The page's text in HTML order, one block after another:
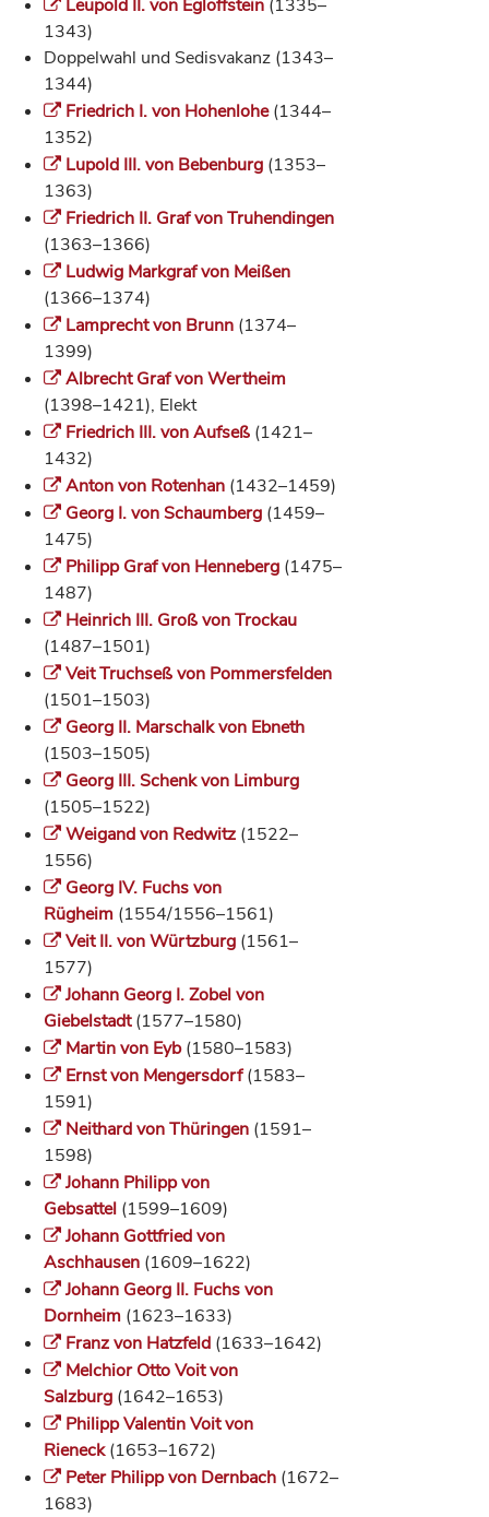
Leupold II. von Egloffstein (1335–
1343)
Doppelwahl und Sedisvakanz (1343–
1344)
Friedrich I. von Hohenlohe(1344–
1352)
Lupold III. von Bebenburg (1353–
1363)
Friedrich II. Graf von Truhendingen
(1363–1366)
Ludwig Markgraf von Meißen
(1366–1374)
Lamprecht von Brunn (1374–
1399)
Albrecht Graf von Wertheim
(1398–1421), Elekt
Friedrich III. von Aufseß (1421–
1432)
Anton von Rotenhan (1432–1459)
Georg I. von Schaumberg (1459–
1475)
Philipp Graf von Henneberg (1475–
1487)
Heinrich III. Groß von Trockau
(1487–1501)
Veit Truchseß von Pommersfelden
(1501–1503)
Georg II. Marschalk von Ebneth
(1503–1505)
Georg III. Schenk von Limburg
(1505–1522)
Weigand von Redwitz (1522–
1556)
Georg IV. Fuchs von
Rügheim (1554/1556–1561)
Veit II. von Würtzburg (1561–
1577)
Johann Georg I. Zobel von
Giebelstadt(1577–1580)
Martin von Eyb(1580–1583)
Ernst von Mengersdorf(1583–
1591)
Neithard von Thüringen (1591–
1598)
Johann Philipp von
Gebsattel (1599–1609)
Johann Gottfried von
Aschhausen (1609–1622)
Johann Georg II. Fuchs von
Dornheim (1623–1633)
Franz von Hatzfeld (1633–1642)
Melchior Otto Voit von
Salzburg (1642–1653)
Philipp Valentin Voit von
Rieneck(1653–1672)
Peter Philipp von Dernbach (1672–
1683)